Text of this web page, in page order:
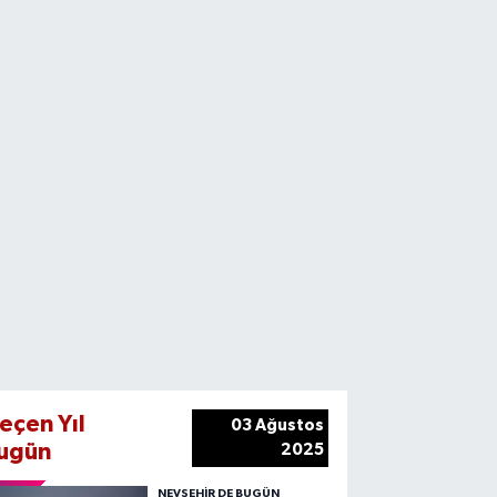
Yıl
03 Ağustos
2025
NEVŞEHIR DE BUGÜN